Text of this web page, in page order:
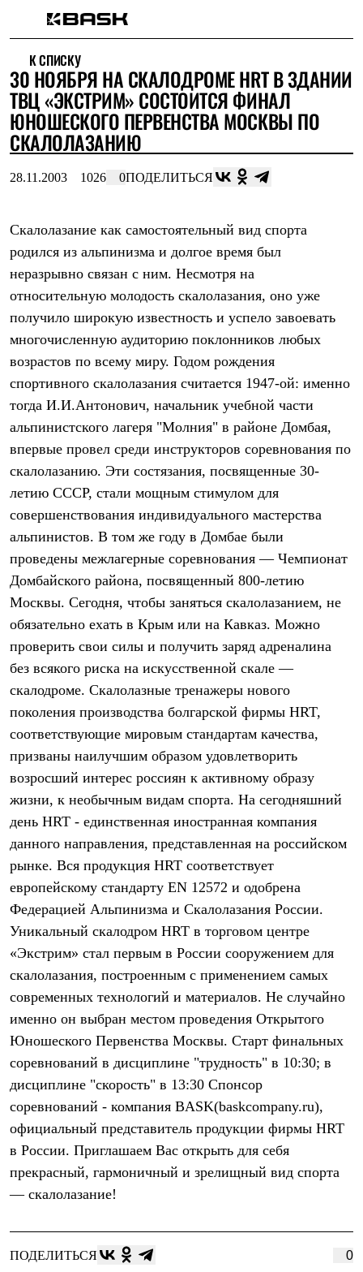
Интернет-магазин
Мужская одежда
Утепленная пухом
Куртки
Брюки
Жилеты
Комбинезоны
Куртки
Куртки
Софтшелл одежда
Куртки
Брюки
Флисовая одежда
Куртки
Брюки
Термобелье
Теплое термобелье
Среднее термобелье
Легкое термобелье
Лёгкая одежда
Футболки
Толстовки
Брюки
Женская одежда
Утепленная пухом
Куртки
Брюки
Жилеты
Утепленная синтетикой
Куртки
Брюки
Штормовая одежда
Куртки
Софтшелл одежда
Куртки
Брюки
Лёгкая одежда
Рубашки
Футболки
Брюки
Термобелье
Теплое термобелье
Среднее термобелье
Легкое термобелье
Флисовая одежда
Брюки
Детская одежда
Утепленная пухом
Комбинезоны
Куртки
Брюки
Утепленная синтетикой
Комбинезоны
Куртки
Брюки
Лёгкая одежда
Футболки
Брюки
Софтшелл одежда
Куртки
Флисовая одежда
Куртки
Брюки
Комбинезоны
Комплект термобелья
Снаряжение
Палатки и тенты
К СПИСКУ
30 НОЯБРЯ НА СКАЛОДРОМЕ HRT В ЗДАНИИ
ТВЦ «ЭКСТРИМ» СОСТОИТСЯ ФИНАЛ
ЮНОШЕСКОГО ПЕРВЕНСТВА МОСКВЫ ПО
СКАЛОЛАЗАНИЮ
28.11.2003 1026 0ПОДЕЛИТЬСЯ
Скалолазание как самостоятельный вид спорта
родился из альпинизма и долгое время был
неразрывно связан с ним. Несмотря на
относительную молодость скалолазания, оно уже
получило широкую известность и успело завоевать
многочисленную аудиторию поклонников любых
возрастов по всему миру. Годом рождения
спортивного скалолазания считается 1947-ой: именно
тогда И.И.Антонович, начальник учебной части
альпинистского лагеря "Молния" в районе Домбая,
впервые провел среди инструкторов соревнования по
скалолазанию. Эти состязания, посвященные 30-
летию СССР, стали мощным стимулом для
совершенствования индивидуального мастерства
альпинистов. В том же году в Домбае были
проведены межлагерные соревнования — Чемпионат
Домбайского района, посвященный 800-летию
Москвы. Сегодня, чтобы заняться скалолазанием, не
обязательно ехать в Крым или на Кавказ. Можно
проверить свои силы и получить заряд адреналина
без всякого риска на искусственной скале —
скалодроме. Скалолазные тренажеры нового
поколения производства болгарской фирмы HRT,
соответствующие мировым стандартам качества,
призваны наилучшим образом удовлетворить
возросший интерес россиян к активному образу
жизни, к необычным видам спорта. На сегодняшний
день HRT - единственная иностранная компания
данного направления, представленная на российском
рынке. Вся продукция HRT соответствует
европейскому стандарту EN 12572 и одобрена
Федерацией Альпинизма и Скалолазания России.
Уникальный скалодром HRT в торговом центре
«Экстрим» стал первым в России сооружением для
скалолазания, построенным с применением самых
современных технологий и материалов. Не случайно
именно он выбран местом проведения Открытого
Юношеского Первенства Москвы. Старт финальных
соревнований в дисциплине "трудность" в 10:30; в
дисциплине "скорость" в 13:30 Спонсор
соревнований - компания BASK(baskcompany.ru),
официальный представитель продукции фирмы HRT
в России. Приглашаем Вас открыть для себя
прекрасный, гармоничный и зрелищный вид спорта
— скалолазание!
ПОДЕЛИТЬСЯ 0